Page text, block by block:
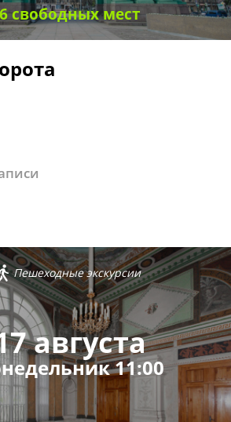
6 свободных мест
Пешеходные экскурсии
августа
11:00